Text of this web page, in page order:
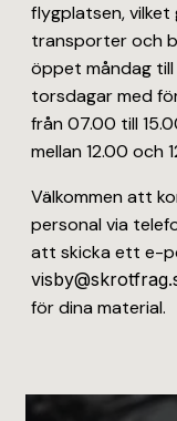
flygplatsen,
transporter och
öppet måndag till
torsdagar med
från 07.00 till
mellan 12.00 och
Välkommen att
personal via
att skicka ett e-
för dina material.